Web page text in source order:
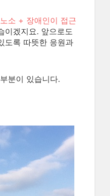
소 + 장애인이 접근
이겠지요. 앞으로도
도록 따뜻한 응원과
분이 있습니다.